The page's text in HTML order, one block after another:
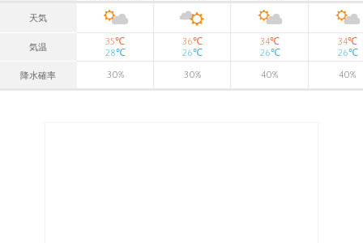
天気
気温
35℃
28℃
36℃
26℃
34℃
26℃
34℃
26℃
降水確率 30% 30% 40% 40%